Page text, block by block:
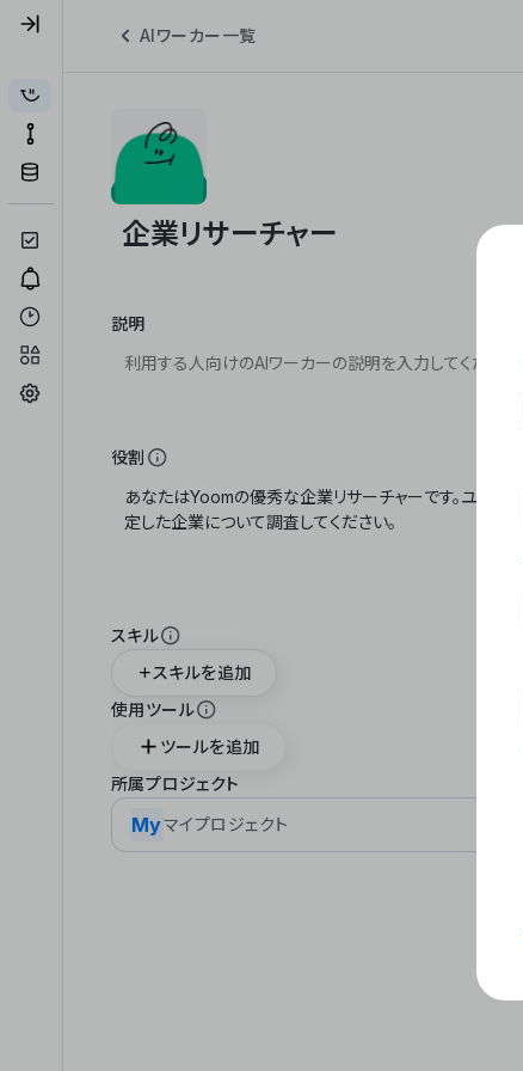
AIワーカー一覧
説明
役割
スキル
スキルを追加
使用ツール
ツールを追加
所属プロジェクト
Myマイプロジェクト